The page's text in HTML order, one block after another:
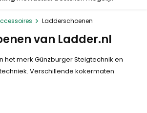
Ladderschoenen
van Ladder.nl
het merk Günzburger Steigtechnik en
Verschillende kokermaten